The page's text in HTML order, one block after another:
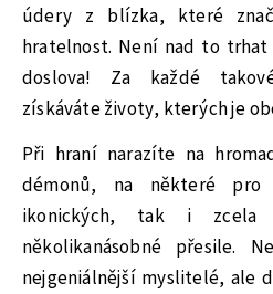
údery z blízka, které
hratelnost. Není nad to
doslova! Za každé
získáváte životy, kterých je
Při hraní narazíte na
démonů, na některé pro
ikonických, tak i zcela
několikanásobné přesile.
nejgeniálnější myslitelé, ale